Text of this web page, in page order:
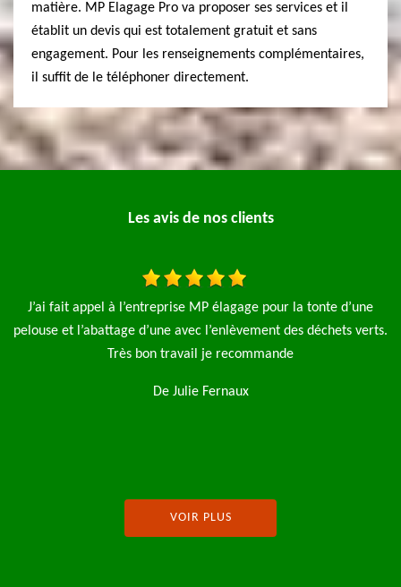
matière. MP Elagage Pro va proposer ses services et il
établit un devis qui est totalement gratuit et sans
engagement. Pour les renseignements complémentaires,
il suffit de le téléphoner directement.
Les avis de nos clients
verts.
Bonjour je mets cet avis suite à l'intervention de
élagage pro pour un élagage complet de 3 saule pleureur
l'évacuation des déchets je tiens à préciser très belle
VOIR PLUS